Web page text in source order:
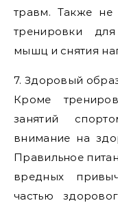
травм. Также не
тренировки
мышц и снятия
7. Здоровый
Кроме
занятий
внимание на
Правильное
вредных
частью